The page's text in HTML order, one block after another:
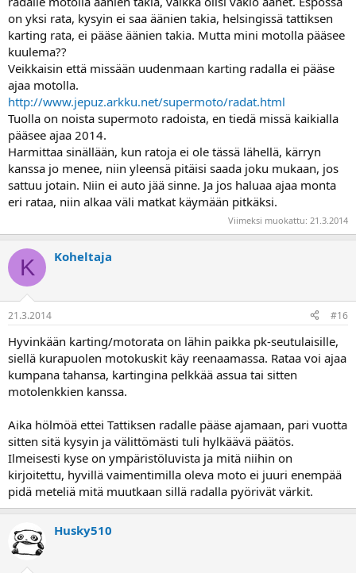
on yksi rata, kysyin ei saa äänien takia, helsingissä tattiksen
karting rata, ei pääse äänien takia. Mutta mini motolla pääsee
kuulema??
Veikkaisin että missään uudenmaan karting radalla ei pääse
ajaa motolla.
http://www.jepuz.arkku.net/supermoto/radat.html
Tuolla on noista supermoto radoista, en tiedä missä kaikialla
pääsee ajaa 2014.
Harmittaa sinällään, kun ratoja ei ole tässä lähellä, kärryn
kanssa jo menee, niin yleensä pitäisi saada joku mukaan, jos
sattuu jotain. Niin ei auto jää sinne. Ja jos haluaa ajaa monta
eri rataa, niin alkaa väli matkat käymään pitkäksi.
Viimeksi muokattu: 21.3.2014
K Koheltaja
21.3.2014 #16
Hyvinkään karting/motorata on lähin paikka pk-seutulaisille,
siellä kurapuolen motokuskit käy reenaamassa. Rataa voi ajaa
kumpana tahansa, kartingina pelkkää assua tai sitten
motolenkkien kanssa.
Aika hölmöä ettei Tattiksen radalle pääse ajamaan, pari vuotta
sitten sitä kysyin ja välittömästi tuli hylkäävä päätös.
Ilmeisesti kyse on ympäristöluvista ja mitä niihin on
kirjoitettu, hyvillä vaimentimilla oleva moto ei juuri enempää
pidä meteliä mitä muutkaan sillä radalla pyörivät värkit.
Husky510